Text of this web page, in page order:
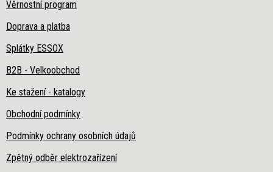
Věrnostní program
Doprava a platba
Splátky ESSOX
B2B - Velkoobchod
Ke stažení - katalogy
Obchodní podmínky
Podmínky ochrany osobních údajů
Zpětný odběr elektrozařízení